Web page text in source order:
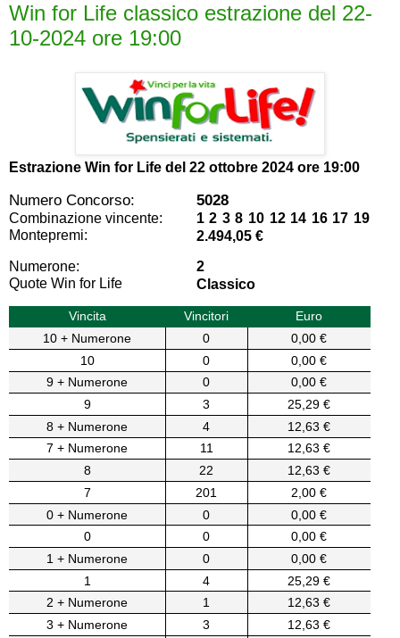
Win for Life classico estrazione del 22-
10-2024 ore 19:00
Estrazione Win for Life del 22 ottobre 2024 ore 19:00
Numero Concorso: 5028
Combinazione vincente:
1 2 3 8 10 12 14 16 17 19
Montepremi:
2.494,05 €
Numerone:
2
Quote Win for Life
Classico
Vincita Vincitori
Euro
10 + Numerone
0
0,00 €
10
0
0,00 €
9 + Numerone
0
0,00 €
9
3
25,29 €
8 + Numerone
4
12,63 €
7 + Numerone
11
12,63 €
8
22
12,63 €
7
201
2,00 €
0 + Numerone
0
0,00 €
0
0
0,00 €
1 + Numerone
0
0,00 €
1
4
25,29 €
2 + Numerone
1
12,63 €
3 + Numerone
3
12,63 €